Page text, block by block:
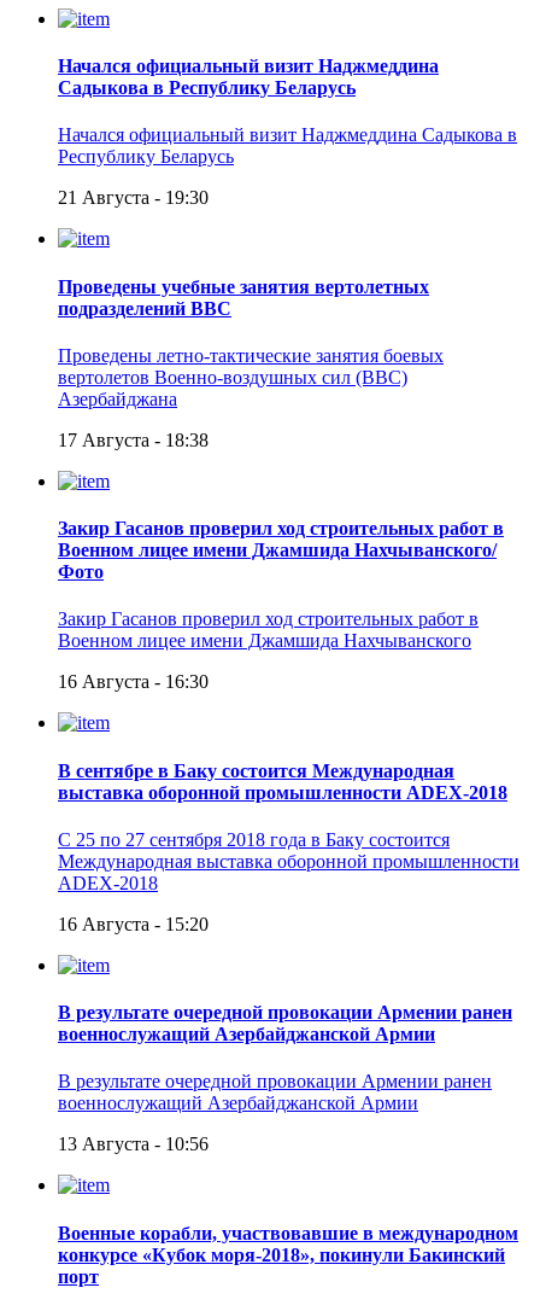
Начался официальный визит Наджмеддина
Садыкова в Республику Беларусь
Начался официальный визит Наджмеддина Садыкова в
Республику Беларусь
21 Августа - 19:30
Проведены учебные занятия вертолетных
подразделений ВВС
Проведены летно-тактические занятия боевых
вертолетов Военно-воздушных сил (ВВС)
Азербайджана
17 Августа - 18:38
Закир Гасанов проверил ход строительных работ в
Военном лицее имени Джамшида Нахчыванского/
Фото
Закир Гасанов проверил ход строительных работ в
Военном лицее имени Джамшида Нахчыванского
16 Августа - 16:30
В сентябре в Баку состоится Международная
выставка оборонной промышленности ADEX-2018
С 25 по 27 сентября 2018 года в Баку состоится
Международная выставка оборонной промышленности
ADEX-2018
16 Августа - 15:20
В результате очередной провокации Армении ранен
военнослужащий Азербайджанской Армии
В результате очередной провокации Армении ранен
военнослужащий Азербайджанской Армии
13 Августа - 10:56
Военные корабли, участвовавшие в международном
конкурсе «Кубок моря-2018», покинули Бакинский
порт